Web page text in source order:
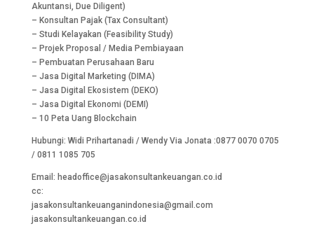
Akuntansi, Due Diligent)
– Konsultan Pajak (Tax Consultant)
– Studi Kelayakan (Feasibility Study)
– Projek Proposal / Media Pembiayaan
– Pembuatan Perusahaan Baru
– Jasa Digital Marketing (DIMA)
– Jasa Digital Ekosistem (DEKO)
– Jasa Digital Ekonomi (DEMI)
– 10 Peta Uang Blockchain
Hubungi: Widi Prihartanadi / Wendy Via Jonata :0877 0070 0705
/ 0811 1085 705
Email: headoffice@jasakonsultankeuangan.co.id
cc:
jasakonsultankeuanganindonesia@gmail.com
jasakonsultankeuangan.co.id